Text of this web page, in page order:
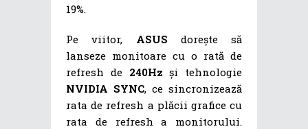
19%.
Pe viitor, ASUS dorește să
lanseze monitoare cu o rată de
refresh de 240Hz și tehnologie
NVIDIA SYNC, ce sincronizează
rata de refresh a plăcii grafice cu
rata de refresh a monitorului.